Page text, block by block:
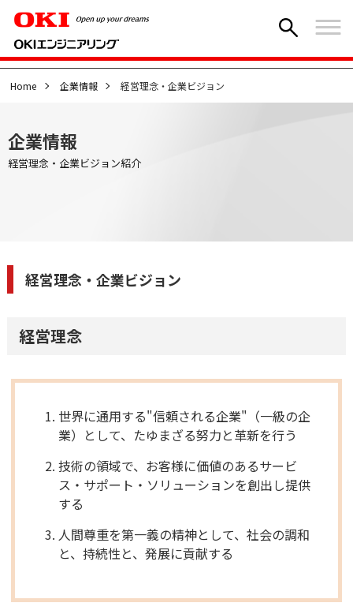
Home 企業情報 経営理念・企業ビジョン
企業情報
経営理念・企業ビジョン紹介
経営理念・企業ビジョン
経営理念
世界に通用する"信頼される企業"（一級の企
業）として、たゆまざる努力と革新を行う
技術の領域で、お客様に価値のあるサービ
ス・サポート・ソリューションを創出し提供
する
人間尊重を第一義の精神として、社会の調和
と、持続性と、発展に貢献する